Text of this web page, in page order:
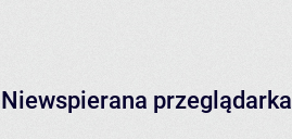
Niewspierana przeglądarka